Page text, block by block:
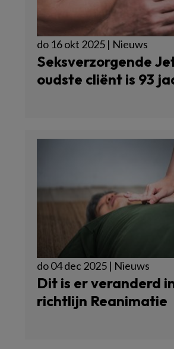
do 16 okt 2025 | Nieuws
Seksverzorgende
oudste cliënt is 93
do 04 dec 2025 | Nieuws
Dit is er veranderd
richtlijn Reanimatie